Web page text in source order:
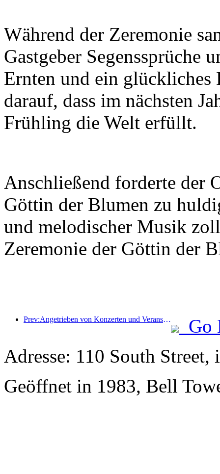
Während der Zeremonie
Gastgeber Segenssprüche
Ernten und ein glückliches
darauf, dass im nächsten
Frühling die Welt erfüllt.
Anschließend forderte der
Göttin der Blumen zu
und melodischer Musik
Zeremonie der Göttin der
Prev:Angetrieben von Konzerten und Veranstaltungen wird erwartet, dass die Hotelleistung in Hangzhou im März weiter steigt
Go
Adresse: 110 South Street,
Geöffnet in 1983, Bell